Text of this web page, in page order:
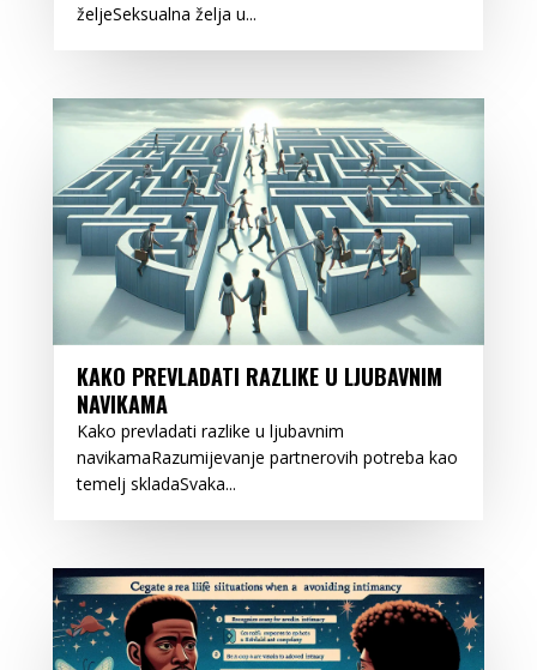
željeSeksualna želja u...
KAKO PREVLADATI RAZLIKE U LJUBAVNIM
NAVIKAMA
Kako prevladati razlike u ljubavnim
navikamaRazumijevanje partnerovih potreba kao
temelj skladaSvaka...